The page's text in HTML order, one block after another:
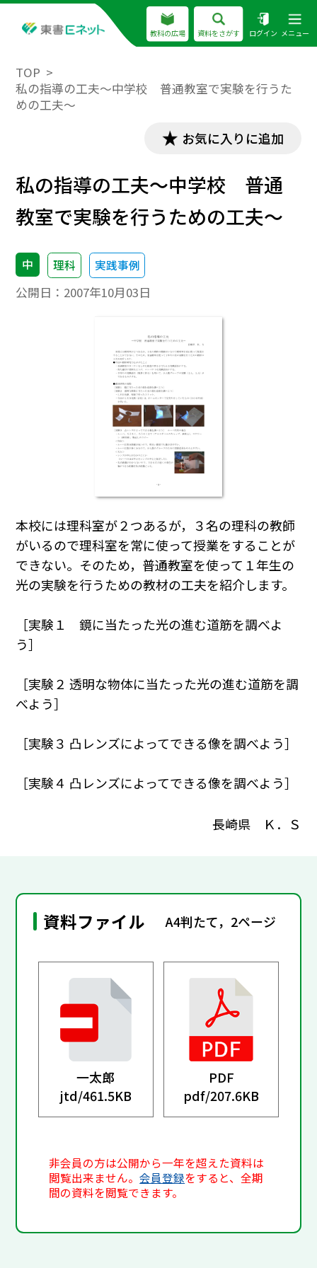
教科の広場 資料をさがす ログイン メニュー
TOP
私の指導の工夫～中学校 普通教室で実験を行うた
めの工夫～
お気に入りに追加
私の指導の工夫～中学校 普通
教室で実験を行うための工夫～
中 理科 実践事例
公開日： 2007年10月03日
本校には理科室が２つあるが，３名の理科の教師
がいるので理科室を常に使って授業をすることが
できない。そのため，普通教室を使って１年生の
光の実験を行うための教材の工夫を紹介します。
［実験１ 鏡に当たった光の進む道筋を調べよ
う］
［実験２ 透明な物体に当たった光の進む道筋を調
べよう］
［実験３ 凸レンズによってできる像を調べよう］
［実験４ 凸レンズによってできる像を調べよう］
長崎県 Ｋ．Ｓ
資料ファイル A4判たて，2ページ
一太郎
jtd/461.5KB
PDF
pdf/207.6KB
非会員の方は公開から一年を超えた資料は
閲覧出来ません。会員登録をすると、全期
間の資料を閲覧できます。